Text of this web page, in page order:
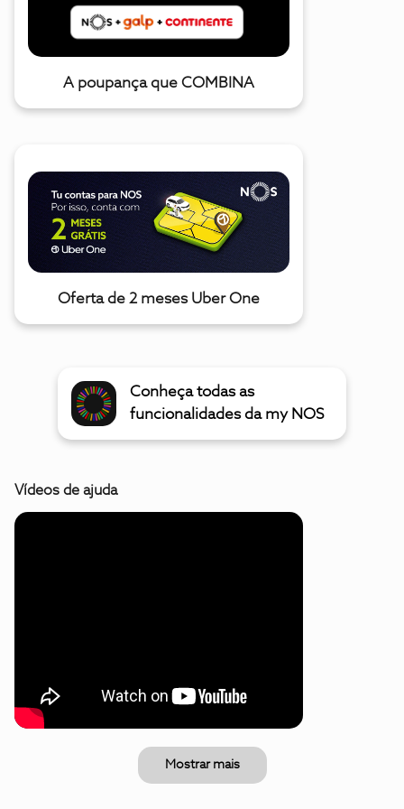
A poupança que COMBINA
Oferta de 2 meses Uber One
Conheça todas as
funcionalidades da my NOS
Vídeos de ajuda
Mostrar mais